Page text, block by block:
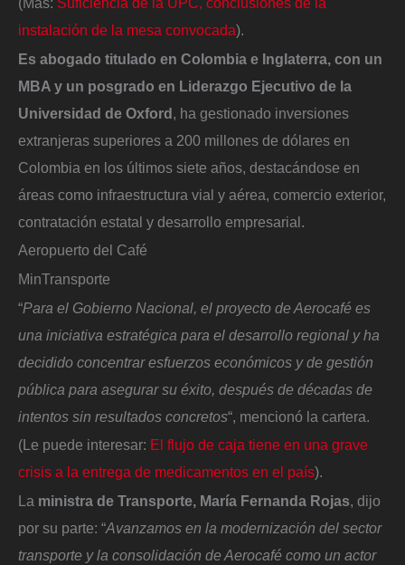
instalación de la mesa convocada).
Es abogado titulado en Colombia e Inglaterra, con un
MBA y un posgrado en Liderazgo Ejecutivo de la
Universidad de Oxford, ha gestionado inversiones
extranjeras superiores a 200 millones de dólares en
Colombia en los últimos siete años, destacándose en
áreas como infraestructura vial y aérea, comercio exterior,
contratación estatal y desarrollo empresarial.
Aeropuerto del Café
MinTransporte
“Para el Gobierno Nacional, el proyecto de Aerocafé es
una iniciativa estratégica para el desarrollo regional y ha
decidido concentrar esfuerzos económicos y de gestión
pública para asegurar su éxito, después de décadas de
intentos sin resultados concretos“, mencionó la cartera.
(Le puede interesar: El flujo de caja tiene en una grave
crisis a la entrega de medicamentos en el país).
La ministra de Transporte, María Fernanda Rojas, dijo
por su parte: “Avanzamos en la modernización del sector
transporte y la consolidación de Aerocafé como un actor